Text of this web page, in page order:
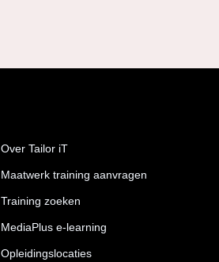
Over Tailor iT
Maatwerk training aanvragen
Training zoeken
MediaPlus e-learning
Opleidingslocaties